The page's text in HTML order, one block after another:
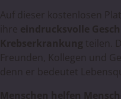
Auf dieser kostenlosen
ihre eindrucksvolle
Krebserkrankung teilen.
Freunden, Kollegen und
denn er bedeutet
Menschen helfen